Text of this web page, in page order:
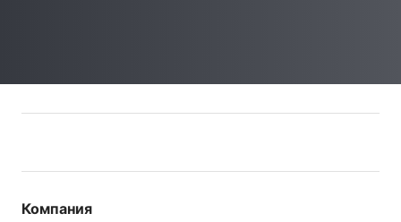
Компания